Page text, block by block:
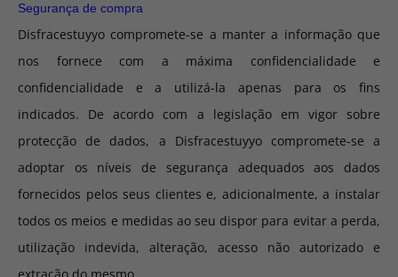
Segurança de compra
Disfracestuyyo compromete-se a manter a informação que
nos fornece com a máxima confidencialidade e
confidencialidade e a utilizá-la apenas para os fins
indicados. De acordo com a legislação em vigor sobre
protecção de dados, a Disfracestuyyo compromete-se a
adoptar os níveis de segurança adequados aos dados
fornecidos pelos seus clientes e, adicionalmente, a instalar
todos os meios e medidas ao seu dispor para evitar a perda,
utilização indevida, alteração, acesso não autorizado e